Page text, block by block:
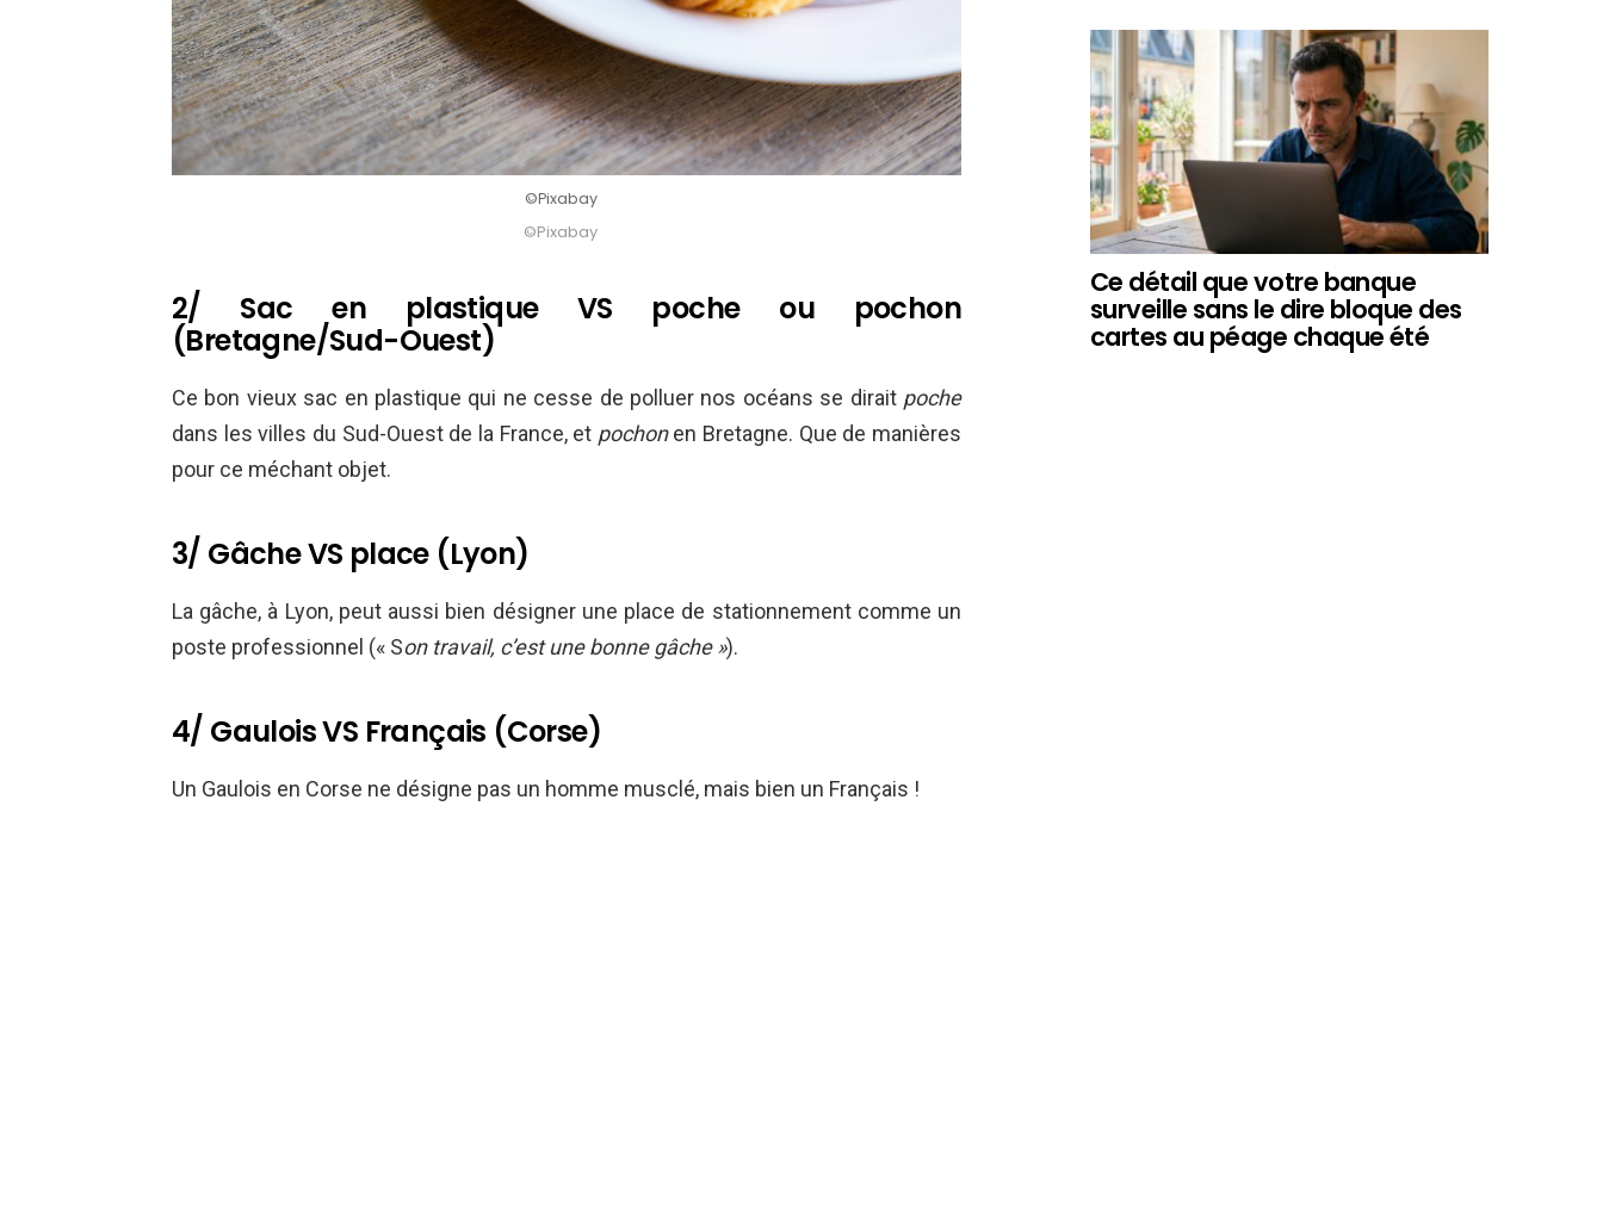
©Pixabay
©Pixabay
2/ Sac en plastique VS poche ou pochon
(Bretagne/Sud-Ouest)
Ce bon vieux sac en plastique qui ne cesse de polluer nos océans se dirait poche
dans les villes du Sud-Ouest de la France, et pochonen Bretagne. Que de manières
pour ce méchant objet.
3/ Gâche VS place (Lyon)
La gâche, à Lyon, peut aussi bien désigner une place de stationnement comme un
poste professionnel (« Son travail, c’est une bonne gâche »).
4/ Gaulois VS Français (Corse)
Un Gaulois en Corse ne désigne pas un homme musclé, mais bien un Français !
Ce détail que votre banque
surveille sans le dire bloque des
cartes au péage chaque été